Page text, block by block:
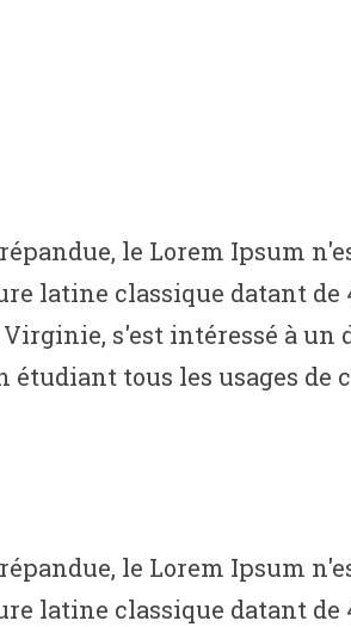
le Lorem Ipsum
latine classique datant de
s'est intéressé à
étudiant tous les usages
le Lorem Ipsum
latine classique datant de